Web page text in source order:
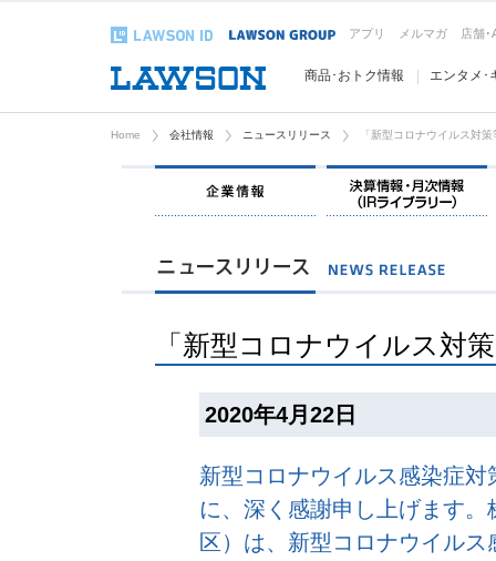
アプリ メルマガ 店舗･
商品･おトク情報 エンタメ･
Home 会社情報 ニュースリリース 「新型コロナウイルス対
企業情報
「新型コロナウイルス対
2020年4月22日
新型コロナウイルス感染症
に、深く感謝申し上げます
区）は、新型コロナウイル